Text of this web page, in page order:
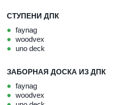
СТУПЕНИ ДПК
faynag
woodvex
uno deck
ЗАБОРНАЯ ДОСКА ИЗ ДПК
faynag
woodvex